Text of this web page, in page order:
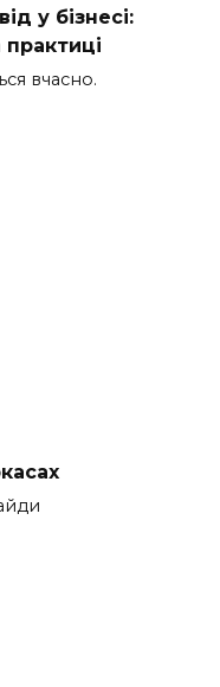
у бізнесі:
практиці
вчасно.